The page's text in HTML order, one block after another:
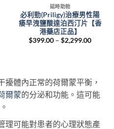
延時助勃
必利勁(Priligy)治療男性陽
痿早洩鹽酸達泊西汀片【香
港藥店正品】
$399.00 – $2,299.00Price
擾體內正常的荷爾蒙平衡，
爾蒙的分泌和功能。這可能
。
理可能對患者的心理狀態產